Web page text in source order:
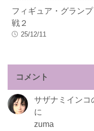
フィギュア・グラン
戦２
25/12/11
コメント
サザナミインコ
に
zuma